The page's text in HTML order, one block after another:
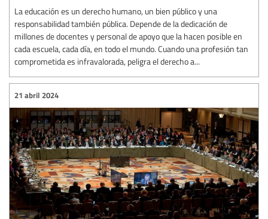
La educación es un derecho humano, un bien público y una
responsabilidad también pública. Depende de la dedicación de
millones de docentes y personal de apoyo que la hacen posible en
cada escuela, cada día, en todo el mundo. Cuando una profesión tan
comprometida es infravalorada, peligra el derecho a...
21 abril 2024